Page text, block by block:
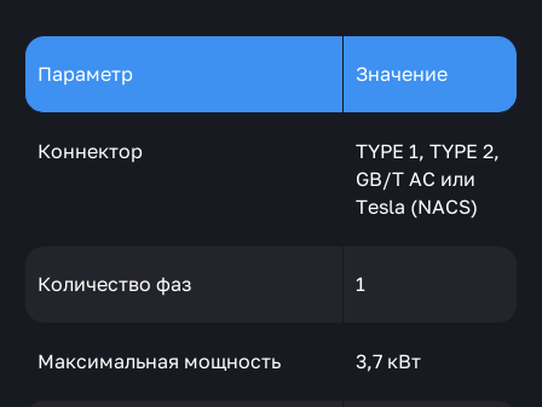
Параметр Значение
Коннектор
TYPE 1, TYPE 2,
GB/T AC или
Tesla (NACS)
Количество фаз 1
Максимальная мощность 3,7 кВт